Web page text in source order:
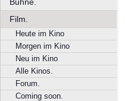
Film.
Heute im Kino
Morgen im Kino
Neu im Kino
Alle Kinos.
Forum.
Coming soon.